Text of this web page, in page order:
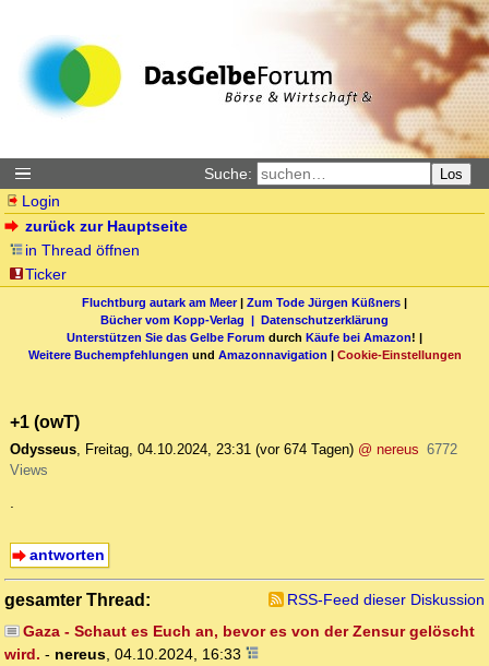
Suche: Los
Login
zurück zur Hauptseite
in Thread öffnen
Ticker
Fluchtburg autark am Meer| Zum Tode Jürgen Küßners |
Bücher vom Kopp-Verlag | Datenschutzerklärung
Unterstützen Sie das Gelbe Forum durch Käufe bei Amazon! |
Weitere Buchempfehlungen und Amazonnavigation | Cookie-Einstellungen
+1 (owT)
Odysseus, Freitag, 04.10.2024, 23:31 (vor 674 Tagen) @ nereus 6772
Views
.
antworten
gesamter Thread:
RSS-Feed dieser Diskussion
Gaza - Schaut es Euch an, bevor es von der Zensur gelöscht
wird. - nereus, 04.10.2024, 16:33